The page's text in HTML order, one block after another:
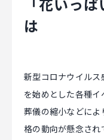
は
新型コロナウイル
を始めとした各種イ
葬儀の縮小などによ
格の動向が懸念され